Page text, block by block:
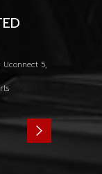
Uconnect 5,